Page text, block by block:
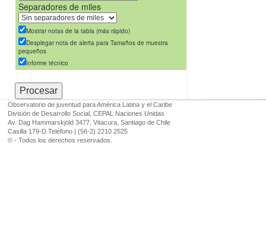
Separadores de miles
Mostrar notas de la tabla (más rápido)
Desplegar nota de alerta para Tamaños de muestra
pequeños
Informe técnico
Observatorio de juventud para América Latina y el Caribe
División de Desarrollo Social, CEPAL Naciones Unidas
Av. Dag Hammarskjöld 3477, Vitacura, Santiago de Chile
Casilla 179-D Teléfono | (56-2) 2210 2525
© - Todos los derechos reservados.